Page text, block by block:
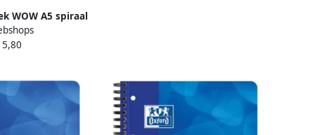
WOW A5 spiraal
blauw